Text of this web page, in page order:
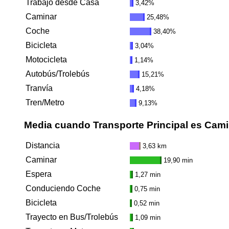
Trabajo desde Casa 3,42%
Caminar 25,48%
Coche 38,40%
Bicicleta 3,04%
Motocicleta 1,14%
Autobús/Trolebús 15,21%
Tranvía 4,18%
Tren/Metro 9,13%
Media cuando Transporte Principal es
Distancia 3,63 km
Caminar 19,90 min
Espera 1,27 min
Conduciendo Coche 0,75 min
Bicicleta 0,52 min
Trayecto en Bus/Trolebús 1,09 min